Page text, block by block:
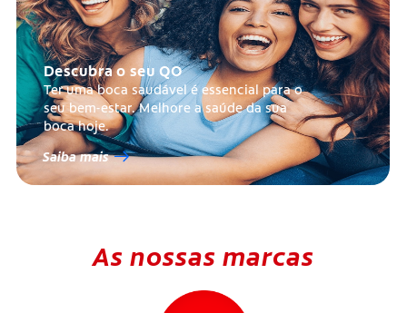
Descubra o seu QO
Ter uma boca saudável é essencial para o
seu bem-estar. Melhore a saúde da sua
boca hoje.
Saiba mais
As nossas marcas